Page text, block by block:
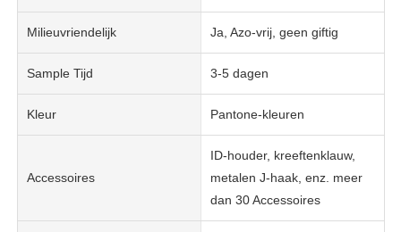
Milieuvriendelijk Ja, Azo-vrij, geen giftig
Sample Tijd 3-5 dagen
Kleur Pantone-kleuren
Accessoires
ID-houder, kreeftenklauw,
metalen J-haak, enz. meer
dan 30 Accessoires